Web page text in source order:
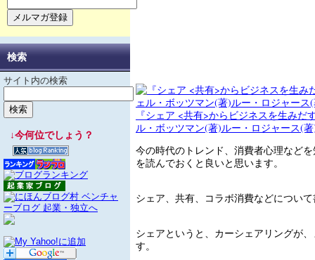
『シェア <共有>からビジネスを生みだ
ル・ボッツマン(著)ルー・ロジャース(
今の時代のトレンド、消費者心理など
を読んでおくと良いと思います。
シェア、共有、コラボ消費などについ
シェアというと、カーシェアリングが
す。
検索
サイト内の検索
↓今何位でしょう？